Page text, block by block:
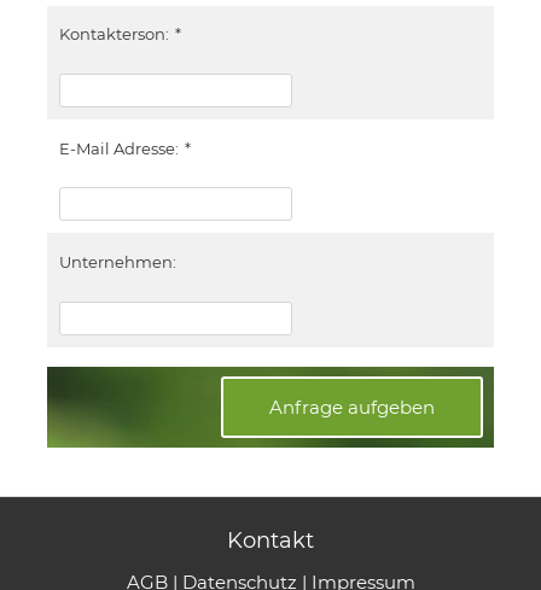
Kontakterson: *
E-Mail Adresse: *
Unternehmen:
Anfrage aufgeben
Kontakt
AGB | Datenschutz | Impressum